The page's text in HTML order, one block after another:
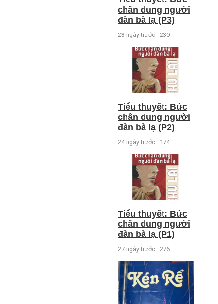
chân dung người
đàn bà lạ (P3)
23 ngày trước 230
Tiểu thuyết: Bức
chân dung người
đàn bà lạ (P2)
24 ngày trước 174
Tiểu thuyết: Bức
chân dung người
đàn bà lạ (P1)
27 ngày trước 276